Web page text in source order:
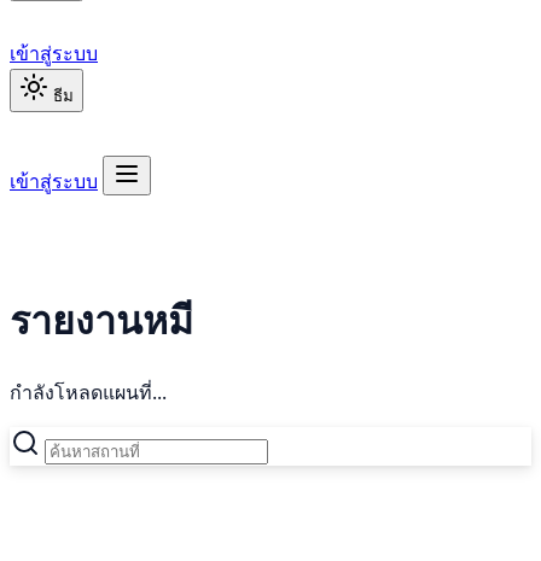
เข้าสู่ระบบ
ธีม
เข้าสู่ระบบ
รายงานหมี
กำลังโหลดแผนที่...